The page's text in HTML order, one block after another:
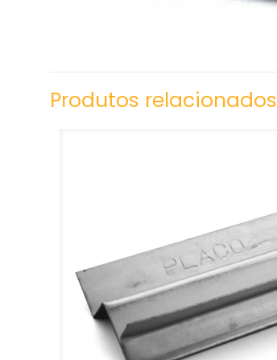
Produtos relacionados